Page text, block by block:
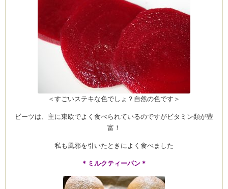
by CEDO)
＜すごいステキな色でしょ？自然の色です＞
ビーツは、主に東欧でよく食べられているのですがビタミン類が豊
富！
私も風邪を引いたときによく食べました
＊ミルクティーパン＊